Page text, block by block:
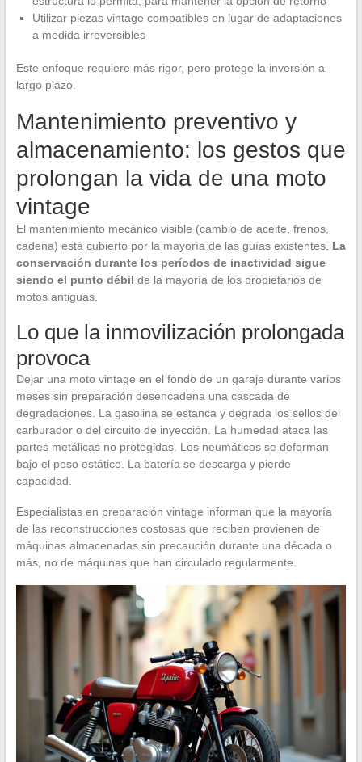
Utilizar piezas vintage compatibles en lugar de adaptaciones
a medida irreversibles
Este enfoque requiere más rigor, pero protege la inversión a
largo plazo.
Mantenimiento preventivo y
almacenamiento: los gestos que
prolongan la vida de una moto
vintage
El mantenimiento mecánico visible (cambio de aceite, frenos,
cadena) está cubierto por la mayoría de las guías existentes. La
conservación durante los períodos de inactividad sigue
siendo el punto débil de la mayoría de los propietarios de
motos antiguas.
Lo que la inmovilización prolongada
provoca
Dejar una moto vintage en el fondo de un garaje durante varios
meses sin preparación desencadena una cascada de
degradaciones. La gasolina se estanca y degrada los sellos del
carburador o del circuito de inyección. La humedad ataca las
partes metálicas no protegidas. Los neumáticos se deforman
bajo el peso estático. La batería se descarga y pierde
capacidad.
Especialistas en preparación vintage informan que la mayoría
de las reconstrucciones costosas que reciben provienen de
máquinas almacenadas sin precaución durante una década o
más, no de máquinas que han circulado regularmente.